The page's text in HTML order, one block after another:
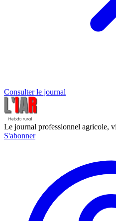
Consulter le journal
Le journal professionnel agricole,
S'abonner